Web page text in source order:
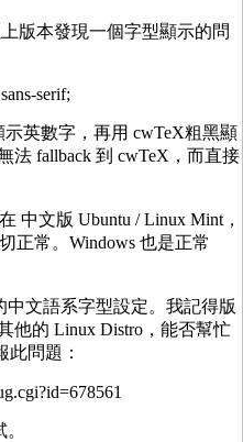
版本發現一個字型顯示的問
serif;
英數字，再用 cwTeX粗黑顯
法 fallback 到 cwTeX，而直接
中文版 Ubuntu / Linux Mint，
正常。Windows 也是正常
中文語系字型設定。我記得版
他的 Linux Distro，能否幫忙
此問題：